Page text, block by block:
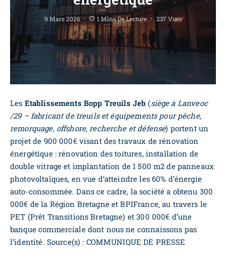
9 Mars 2026 1 Mins De Lecture 237 Vues
Les Etablissements Bopp Treuils Jeb (siège à Lanveoc
/29 – fabricant de treuils et équipements pour pêche,
remorquage, offshore, recherche et défense) portent un
projet de 900 000€ visant des travaux de rénovation
énergétique : rénovation des toitures, installation de
double vitrage et implantation de 1 500 m2 de panneaux
photovoltaïques, en vue d’atteindre les 60% d’énergie
auto-consommée. Dans ce cadre, la société a obtenu 300
000€ de la Région Bretagne et BPIFrance, au travers le
PET (Prêt Transitions Bretagne) et 300 000€ d’une
banque commerciale dont nous ne connaissons pas
l’identité. Source(s) : COMMUNIQUE DE PRESSE